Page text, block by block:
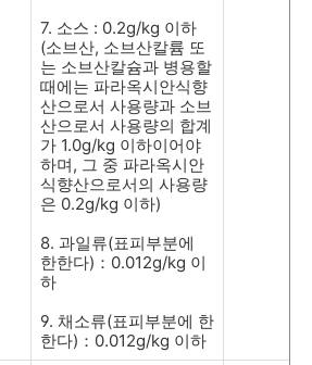
7. 소스 : 0.2g/kg 이하
(소브산, 소브산칼륨 또
는 소브산칼슘과 병용할
때에는 파라옥시안식향
산으로서 사용량과 소브
산으로서 사용량의 합계
가 1.0g/kg 이하이어야
하며, 그 중 파라옥시안
식향산으로서의 사용량
은 0.2g/kg 이하)
8. 과일류(표피부분에
한한다) ： 0.012g/kg 이
하
9. 채소류(표피부분에 한
한다) ： 0.012g/kg 이하